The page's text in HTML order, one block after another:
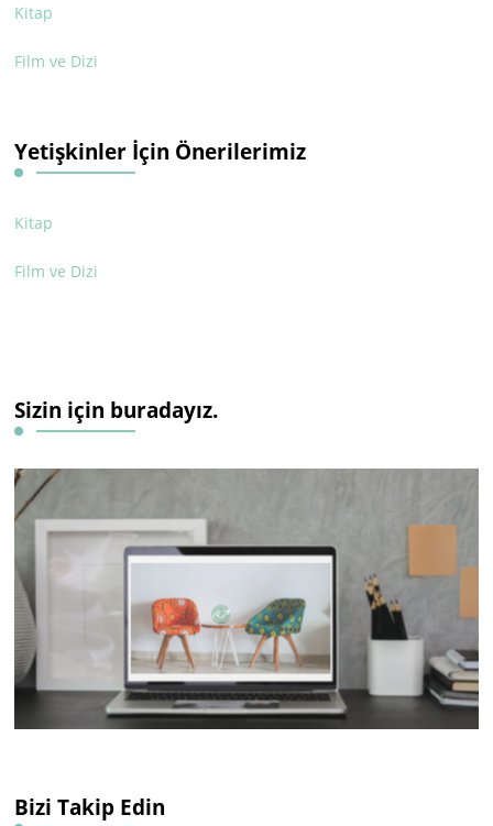
Kitap
Film ve Dizi
Yetişkinler İçin Önerilerimiz
Kitap
Film ve Dizi
Sizin için buradayız.
Bizi Takip Edin